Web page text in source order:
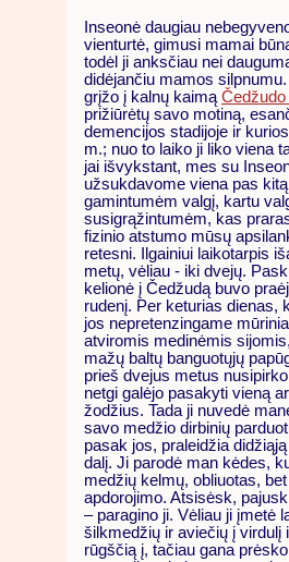
Inseonė daugiau
vienturtė, gimusi mamai
todėl ji anksčiau nei
didėjančiu mamos
grįžo į kalnų kaimąČedžudo
prižiūrėtų savo motiną,
demencijos stadijoje ir
m.; nuo to laiko ji liko viena
jai išvykstant, mes su
užsukdavome viena pas
gamintumėm valgį, kartu
susigrąžintumėm, kas
fizinio atstumo mūsų
retesni. Ilgainiui laikotarpis
metų, vėliau - iki dvejų.
kelionė į Čedžudą buvo
rudenį. Per keturias dienas,
jos nepretenzingame
atviromis medinėmis
mažų baltų banguotųjų
prieš dvejus metus
netgi galėjo pasakyti vieną
žodžius. Tada ji nuvedė
savo medžio dirbinių
pasak jos, praleidžia
dalį. Ji parodė man kėdes,
medžių kelmų, obliuotas,
apdorojimo. Atsisėsk,
– paragino ji. Vėliau ji įmetė
šilkmedžių ir aviečių į virdulį
rūgščią į, tačiau gana